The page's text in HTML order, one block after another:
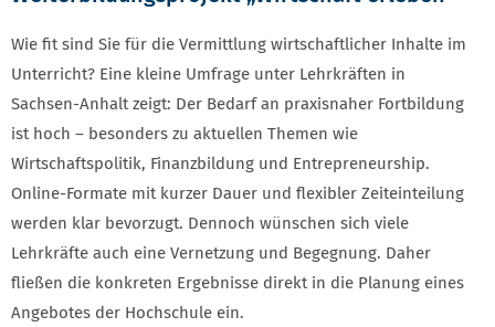
Wie fit sind Sie für die Vermittlung wirtschaftlicher Inhalte im
Unterricht? Eine kleine Umfrage unter Lehrkräften in
Sachsen-Anhalt zeigt: Der Bedarf an praxisnaher Fortbildung
ist hoch – besonders zu aktuellen Themen wie
Wirtschaftspolitik, Finanzbildung und Entrepreneurship.
Online-Formate mit kurzer Dauer und flexibler Zeiteinteilung
werden klar bevorzugt. Dennoch wünschen sich viele
Lehrkräfte auch eine Vernetzung und Begegnung. Daher
fließen die konkreten Ergebnisse direkt in die Planung eines
Angebotes der Hochschule ein.